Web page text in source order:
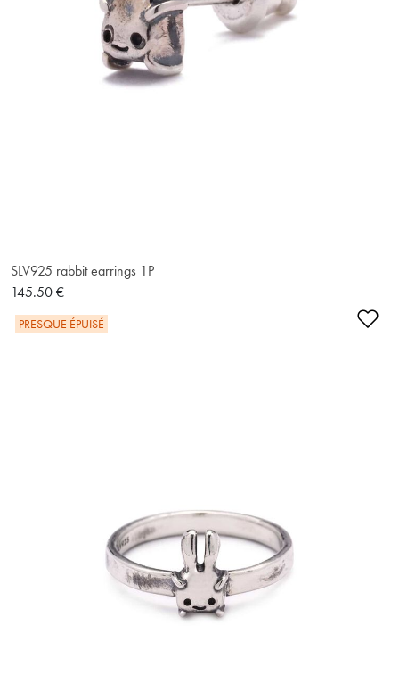
SLV925 rabbit earrings 1P
145.50 €
PRESQUE ÉPUISÉ